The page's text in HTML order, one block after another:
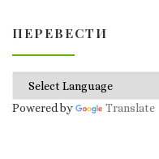
ПЕРЕВЕСТИ
Powered by Translate